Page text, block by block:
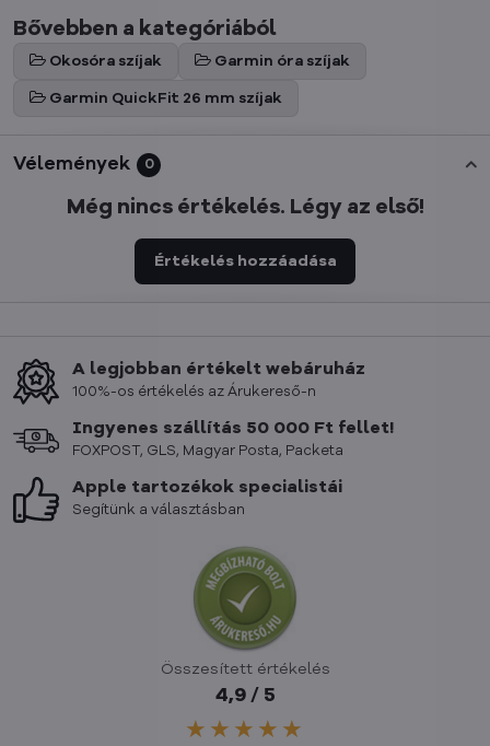
Bővebben a kategóriából
Okosóra szíjak Garmin óra szíjak
Garmin QuickFit 26 mm szíjak
Vélemények 0
Még nincs értékelés. Légy az első!
Értékelés hozzáadása
A legjobban értékelt webáruház
100%-os értékelés az Árukereső-n
Ingyenes szállítás 50 000 Ft fellet!
FOXPOST, GLS, Magyar Posta, Packeta
Apple tartozékok specialistái
Segítünk a választásban
Összesített értékelés
4,9 / 5
★★★★★